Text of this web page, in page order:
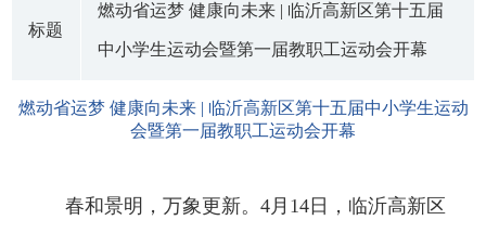
标题
燃动省运梦 健康向未来 | 临沂高新区第十五届
中小学生运动会暨第一届教职工运动会开幕
燃动省运梦 健康向未来 | 临沂高新区第十五届中小学生运动
会暨第一届教职工运动会开幕
春和景明，万象更新。4月14日，临沂高新区